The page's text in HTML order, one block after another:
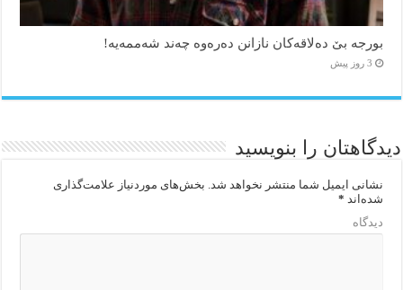
بورجە بێ دەلاقەکان نازانن دەرەوە چەند شەممەیە!
3 روز پیش
دیدگاهتان را بنویسید
نشانی ایمیل شما منتشر نخواهد شد. بخش‌های موردنیاز علامت‌گذاری
شده‌اند *
دیدگاه